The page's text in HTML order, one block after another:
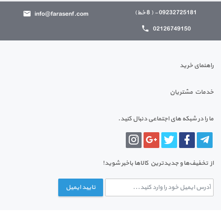
09232725181 - ( 8 خط)
02126749150
info@farasenf.com
راهنمای خرید
خدمات مشتریان
ما را در شبکه های اجتماعی دنبال کنید.
از تخفیف‌ها و جدیدترین‌ کالاها باخبر شوید!
تایید ایمیل